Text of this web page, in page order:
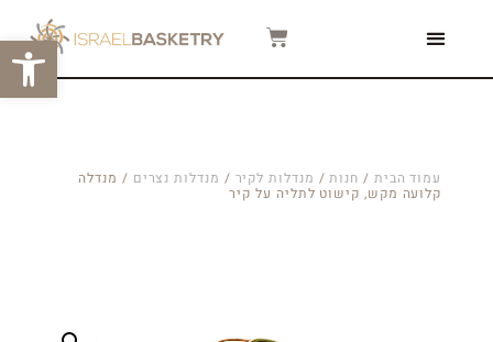
עמוד הבית / חנות/ מנדלות לקיר / מנדלות נצרים / מנדלה
קלועה מקש, קישוט לתליה על קיר
פתח